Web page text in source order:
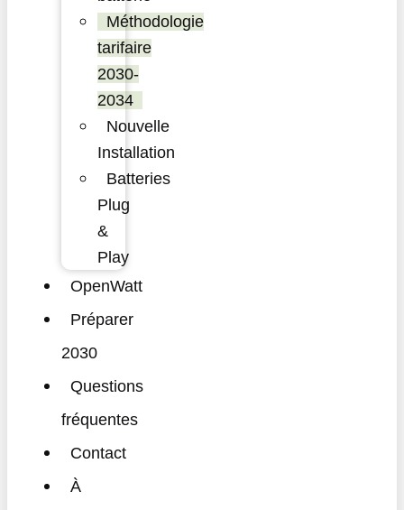
Méthodologie
tarifaire
2030-
2034
Nouvelle
Installation
Batteries
Plug
&
Play
OpenWatt
Préparer
2030
Questions
fréquentes
Contact
À